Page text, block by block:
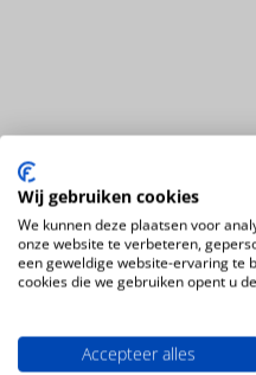
Wij gebruiken cookies
We kunnen deze plaatsen voor
onze website te verbeteren,
een geweldige website-ervaring te
cookies die we gebruiken opent u
Accepteer alles